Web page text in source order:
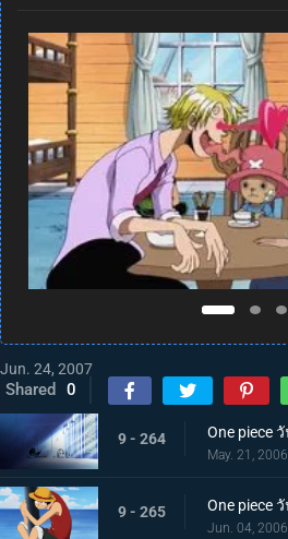
Jun. 24, 2007
Shared 0
9 - 264
May. 21, 2006
9 - 265
Jun. 04, 2006